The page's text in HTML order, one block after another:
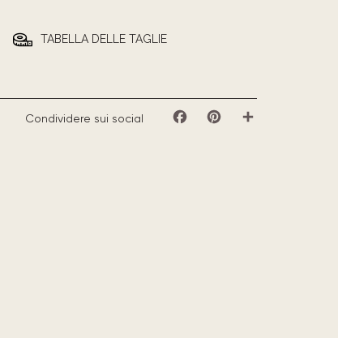
TABELLA DELLE TAGLIE
Condividere sui social